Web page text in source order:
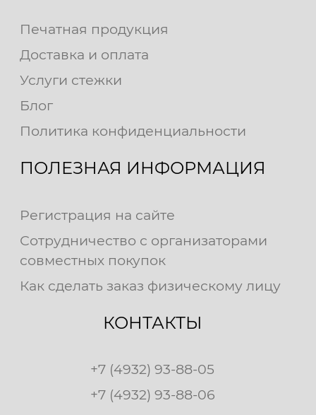
Печатная продукция
Доставка и оплата
Услуги стежки
Блог
Политика конфиденциальности
ПОЛЕЗНАЯ ИНФОРМАЦИЯ
Регистрация на сайте
Сотрудничество с организаторами
совместных покупок
Как сделать заказ физическому лицу
КОНТАКТЫ
+7 (4932) 93-88-05
+7 (4932) 93-88-06